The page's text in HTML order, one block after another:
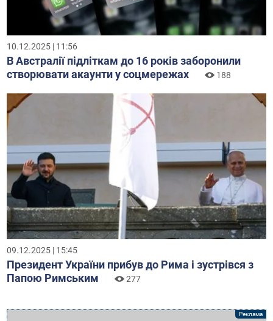
10.12.2025 | 11:56
В Австралії підліткам до 16 років заборонили
створювати акаунти у соцмережах
188
09.12.2025 | 15:45
Президент України прибув до Рима і зустрівся з
Папою Римським
277